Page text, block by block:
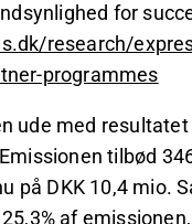
for
research/
programmes
ude med
tilbød
på DKK 10,4 mio.
af